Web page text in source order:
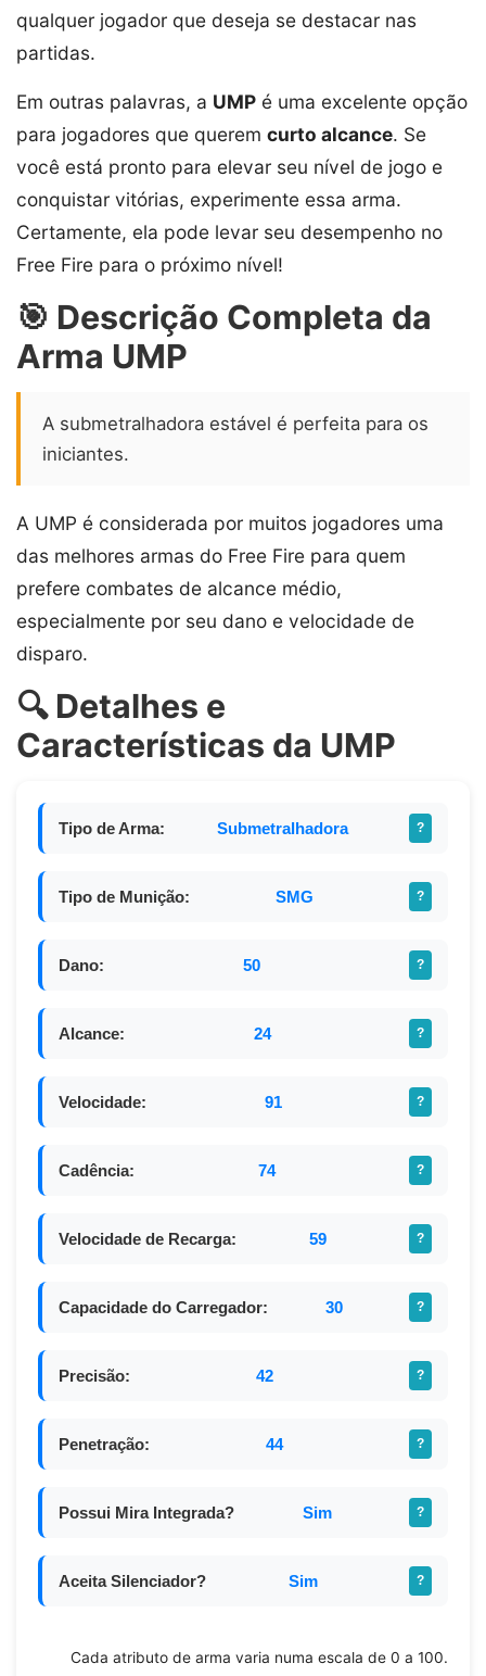
qualquer jogador que deseja se destacar nas
partidas.
Em outras palavras, a UMP é uma excelente opção
para jogadores que querem curto alcance. Se
você está pronto para elevar seu nível de jogo e
conquistar vitórias, experimente essa arma.
Certamente, ela pode levar seu desempenho no
Free Fire para o próximo nível!
🎯 Descrição Completa da
Arma UMP
A submetralhadora estável é perfeita para os
iniciantes.
A UMP é considerada por muitos jogadores uma
das melhores armas do Free Fire para quem
prefere combates de alcance médio,
especialmente por seu dano e velocidade de
disparo.
🔍 Detalhes e
Características da UMP
Tipo de Arma: Submetralhadora ?
Tipo de Munição: SMG ?
Dano: 50 ?
Alcance: 24 ?
Velocidade: 91 ?
Cadência: 74 ?
Velocidade de Recarga: 59 ?
Capacidade do Carregador: 30 ?
Precisão: 42 ?
Penetração: 44 ?
Possui Mira Integrada? Sim ?
Aceita Silenciador? Sim ?
Cada atributo de arma varia numa escala de 0 a 100.